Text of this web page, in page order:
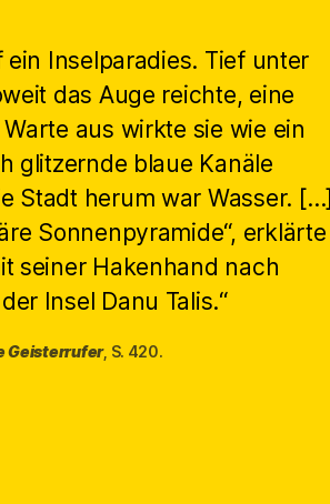
Inselparadies. Tief unter
das Auge reichte, eine
aus wirkte sie wie ein
glitzernde blaue Kanäle
Stadt herum war Wasser. […]
Sonnenpyramide“, erklärte
seiner Hakenhand nach
Insel Danu Talis.“
Geisterrufer, S. 420.